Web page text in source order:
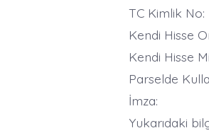
TC Kimlik No:
Kendi Hisse
Kendi Hisse
Parselde
İmza:
Yukarıdaki